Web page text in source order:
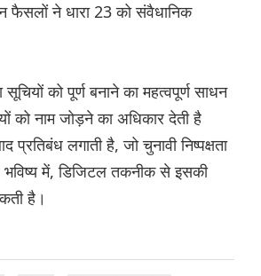
ने धारा 23 को संवैधानिक
सूचियों को पूर्ण बनाने का महत्वपूर्ण साधन
को नाम जोड़ने का अधिकार देती है
प्रतिबंध लगाती है, जो चुनावी निष्पक्षता
भविष्य में, डिजिटल तकनीक से इसकी
है।